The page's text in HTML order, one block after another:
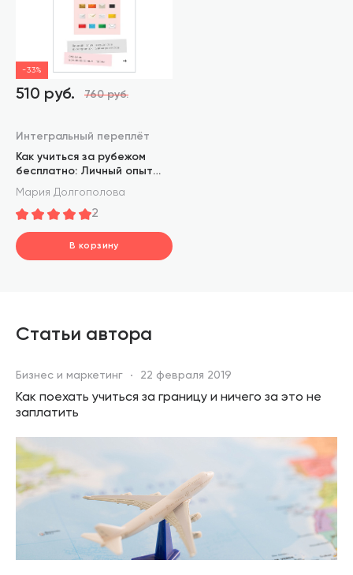
-33%
510 руб. 760 руб.
Интегральный переплёт
Как учиться за рубежом
бесплатно: Личный опыт
студентов иностранных
университетов
Мария Долгополова
2
В корзину
Статьи автора
Бизнес и маркетинг 22 февраля 2019
Как поехать учиться за границу и ничего за это не
заплатить